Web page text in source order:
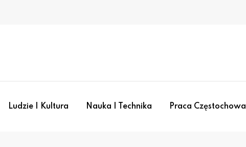
Ludzie I Kultura Nauka I Technika Praca Częstochowa